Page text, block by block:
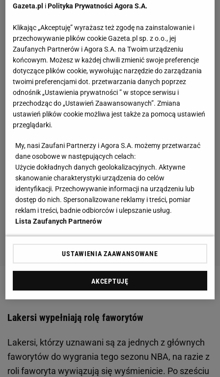
Lakersi wypełniają rolę faworytów
Lakersi, którzy uznawani są za jednych z głównych
faworytów do wygrania tego sezonu NBA, na razie z
roli faworyta wywiązują się wyśmienicie. Po sześciu
Gazeta.pl iPolityka Prywatności Agora S.A.
Klikając „Akceptuję” wyrażasz też zgodę na zainstalowanie i
przechowywanie plików cookie Gazeta.pl sp. z o.o., jej
Zaufanych Partnerów i Agora S.A. na Twoim urządzeniu
końcowym. Możesz w każdej chwili zmienić swoje preferencje
dotyczące plików cookie, wywołując narzędzie do zarządzania
twoimi preferencjami dot. przetwarzania danych poprzez
odnośnik „Ustawienia prywatności ” w stopce serwisu i
przechodząc do „Ustawień Zaawansowanych”. Zmiana
ustawień plików cookie możliwa jest także za pomocą ustawień
przeglądarki.
My, nasi Zaufani Partnerzy i Agora S.A. możemy przetwarzać
dane osobowe w następujących celach:
Użycie dokładnych danych geolokalizacyjnych. Aktywne
skanowanie charakterystyki urządzenia do celów
identyfikacji. Przechowywanie informacji na urządzeniu lub
dostęp do nich. Spersonalizowane reklamy i treści, pomiar
reklam i treści, badnie odbiorców i ulepszanie usług.
Lista Zaufanych Partnerów
USTAWIENIA ZAAWANSOWANE
AKCEPTUJĘ